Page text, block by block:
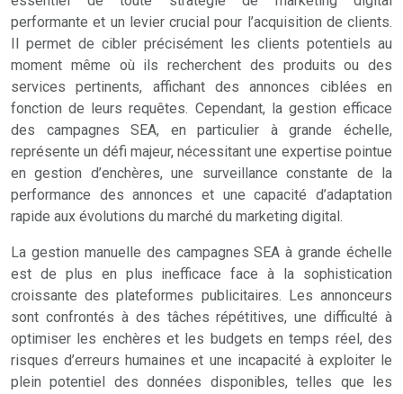
performante et un levier crucial pour l’acquisition de clients.
Il permet de cibler précisément les clients potentiels au
moment même où ils recherchent des produits ou des
services pertinents, affichant des annonces ciblées en
fonction de leurs requêtes. Cependant, la gestion efficace
des campagnes SEA, en particulier à grande échelle,
représente un défi majeur, nécessitant une expertise pointue
en gestion d’enchères, une surveillance constante de la
performance des annonces et une capacité d’adaptation
rapide aux évolutions du marché du marketing digital.
La gestion manuelle des campagnes SEA à grande échelle
est de plus en plus inefficace face à la sophistication
croissante des plateformes publicitaires. Les annonceurs
sont confrontés à des tâches répétitives, une difficulté à
optimiser les enchères et les budgets en temps réel, des
risques d’erreurs humaines et une incapacité à exploiter le
plein potentiel des données disponibles, telles que les